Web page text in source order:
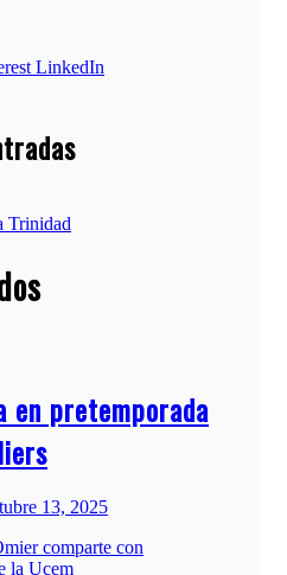
LinkedIn
Trinidad
en pretemporada
13, 2025